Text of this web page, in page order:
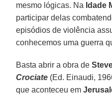
mesmo lógicas. Na Idade
participar delas
episódios de violência
conhecemos uma guerra
Basta abrir a obra de
Crociate (Ed. Einaudi,
que aconteceu em